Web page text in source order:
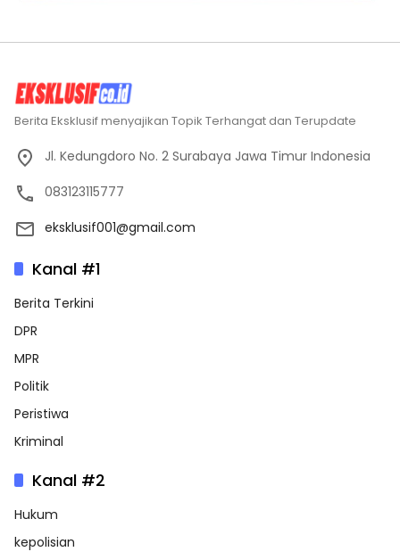
Berita Eksklusif menyajikan Topik Terhangat dan Terupdate
Jl. Kedungdoro No. 2 Surabaya Jawa Timur Indonesia
083123115777
eksklusif001@gmail.com
Kanal #1
Berita Terkini
DPR
MPR
Politik
Peristiwa
Kriminal
Kanal #2
Hukum
kepolisian